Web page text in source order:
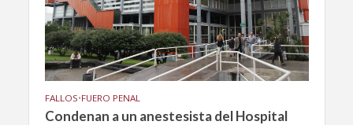
FALLOS•FUERO PENAL
Condenan a un anestesista del Hospital